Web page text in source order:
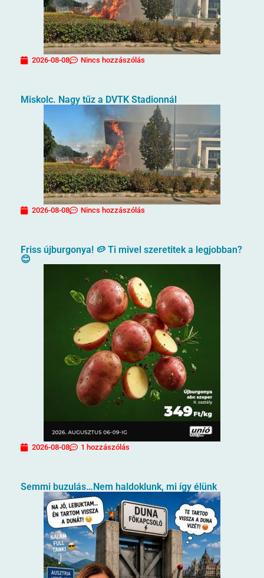
2026-08-08 Nincs hozzászólás
Miskolc. Nagy tűz a DVTK Stadionnál
2026-08-08 Nincs hozzászólás
Friss újburgonya! 🥔 Ti mivel szeretitek a legjobban?
😊
2026-08-08 1 hozzászólás
Semmi buzulás…Nem haldoklunk, mi így élünk